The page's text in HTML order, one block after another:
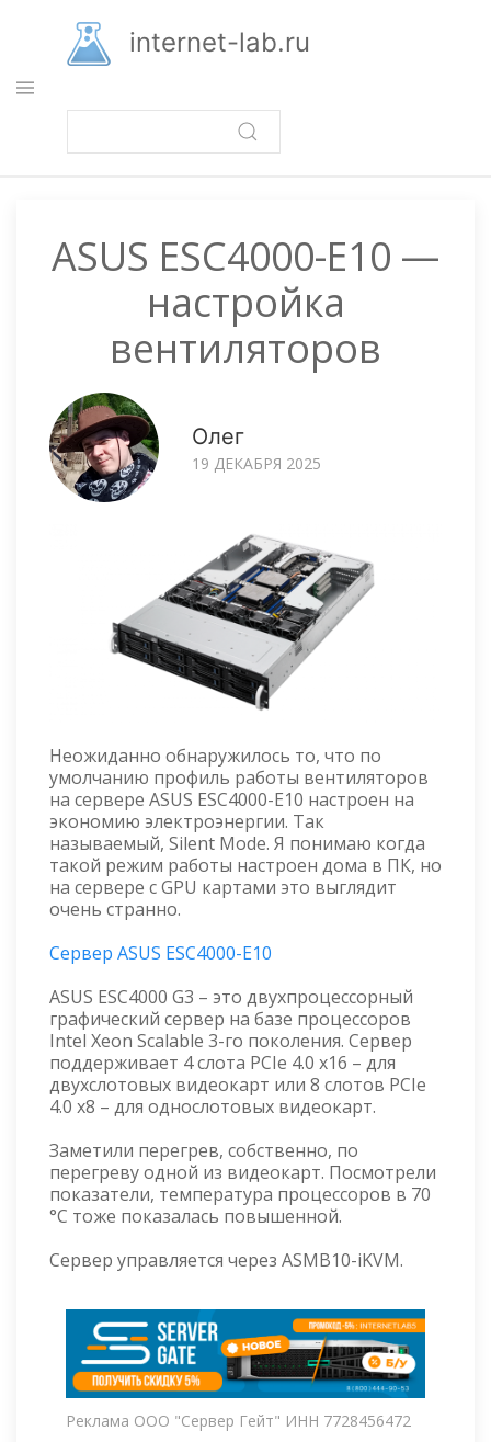
основному
содержанию
internet-lab.ru
ASUS ESC4000-E10 —
настройка
вентиляторов
Олег
19 ДЕКАБРЯ 2025
Неожиданно обнаружилось то, что по
умолчанию профиль работы вентиляторов
на сервере ASUS ESC4000-E10 настроен на
экономию электроэнергии. Так
называемый, Silent Mode. Я понимаю когда
такой режим работы настроен дома в ПК, но
на сервере с GPU картами это выглядит
очень странно.
Сервер ASUS ESC4000-E10
ASUS ESC4000 G3 – это двухпроцессорный
графический сервер на базе процессоров
Intel Xeon Scalable 3-го поколения. Сервер
поддерживает 4 слота PCIe 4.0 x16 – для
двухслотовых видеокарт или 8 слотов PCIe
4.0 x8 – для однослотовых видеокарт.
Заметили перегрев, собственно, по
перегреву одной из видеокарт. Посмотрели
показатели, температура процессоров в 70
°C тоже показалась повышенной.
Сервер управляется через ASMB10-iKVM.
Реклама ООО "Сервер Гейт" ИНН 7728456472